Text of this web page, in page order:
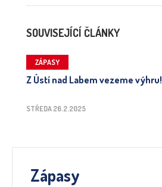
SOUVISEJÍCÍ ČLÁNKY
ZÁPASY
Z Ústí nad Labem vezeme výhru!
STŘEDA 26.2.2025
Zápasy